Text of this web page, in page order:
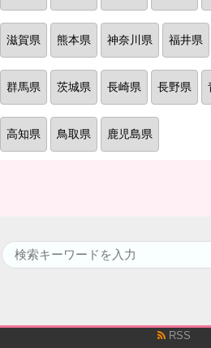
滋賀県 熊本県 神奈川県 福井県
群馬県 茨城県 長崎県 長野県
高知県 鳥取県 鹿児島県
RSS